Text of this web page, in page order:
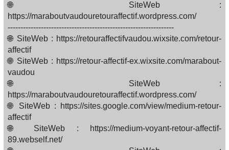
🌐 SiteWeb :
https://maraboutvaudouretouraffectif.wordpress.com/
-----------------------------------------------------------------
🌐 SiteWeb : https://retouraffectifvaudou.wixsite.com/retour-
affectif
🌐 SiteWeb : https://retour-affectif-ex.wixsite.com/marabout-
vaudou
🌐 SiteWeb :
https://maraboutvaudouretouraffectif.wordpress.com/
🌐 SiteWeb : https://sites.google.com/view/medium-retour-
affectif
🌐 SiteWeb : https://medium-voyant-retour-affectif-
89.webself.net/